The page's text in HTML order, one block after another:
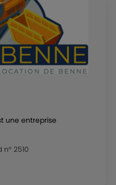
une entreprise
2510